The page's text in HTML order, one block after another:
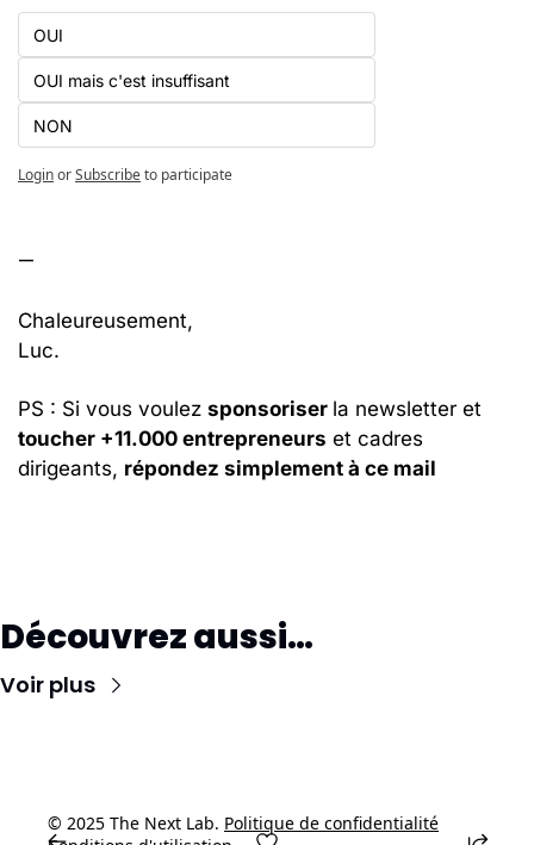
OUI
OUI mais c'est insuffisant
NON
LoginorSubscribeto participate
—
Chaleureusement,
Luc.
PS : Si vous voulez sponsoriser
toucher +11.000 entrepreneurs et cadres
dirigeants, répondez simplement à ce mail
Découvrez aussi…
Voir plus
© 2025 The Next Lab. Politique de confidentialité